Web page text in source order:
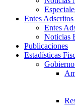
Entes Adscritos
Entes
Noticias
Publicaciones
Estadísticas